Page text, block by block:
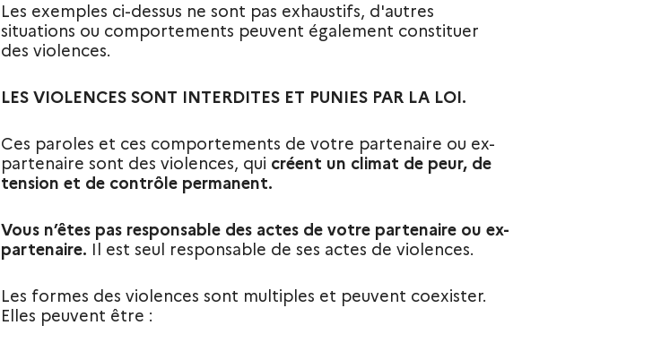
Les exemples ci-dessus ne sont pas exhaustifs, d'autres
situations ou comportements peuvent également constituer
des violences.
LES VIOLENCES SONT INTERDITES ET PUNIES PAR LA LOI.
Ces paroles et ces comportements de votre partenaire ou ex-
partenaire sont des violences, qui créent un climat de peur, de
tension et de contrôle permanent.
Vous n’êtes pas responsable des actes de votre partenaire ou ex-
partenaire. Il est seul responsable de ses actes de violences.
Les formes des violences sont multiples et peuvent coexister.
Elles peuvent être :